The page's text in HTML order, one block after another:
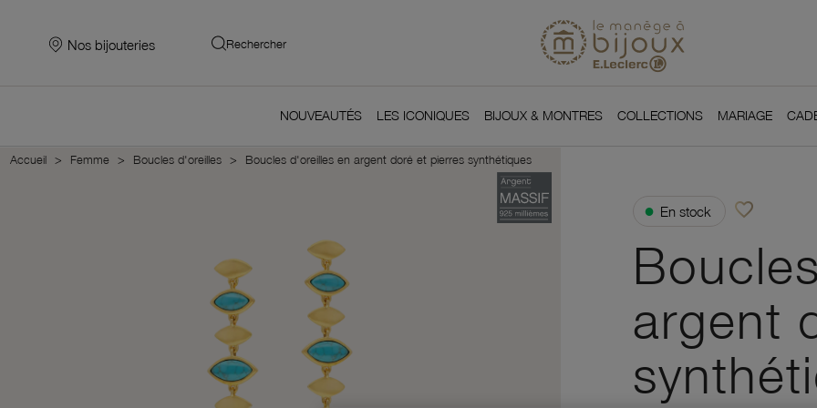
Nos bijouteries Rechercher
NOUVEAUTÉS LES ICONIQUES BIJOUX & MONTRES COLLECTIONS MARIAGE
Accueil Femme Boucles d'oreilles Boucles d'oreilles en argent doré et pierres synthétiques
● En stock favorite_borderAjouter à vos
argent